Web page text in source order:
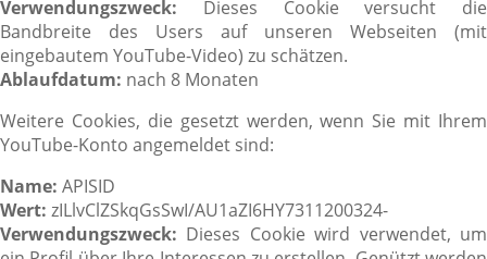
Verwendungszweck: Dieses Cookie versucht die
Bandbreite des Users auf unseren Webseiten (mit
eingebautem YouTube-Video) zu schätzen.
Ablaufdatum: nach 8 Monaten
Weitere Cookies, die gesetzt werden, wenn Sie mit Ihrem
YouTube-Konto angemeldet sind:
Name: APISID
Wert: zILlvClZSkqGsSwI/AU1aZI6HY7311200324-
Verwendungszweck: Dieses Cookie wird verwendet, um